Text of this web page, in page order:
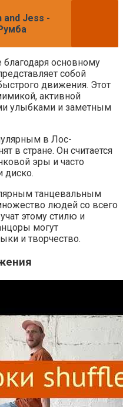
and Jess -
благодаря основному
собой
движения. Этот
активной
улыбками и заметным
в Лос-
в стране. Он считается
эры и часто
диско.
танцевальным
людей со всего
этому стилю и
могут
и творчество.